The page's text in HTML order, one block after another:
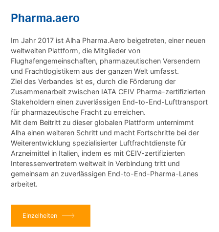
Pharma.aero
Im Jahr 2017 ist Alha Pharma.Aero beigetreten, einer neuen
weltweiten Plattform, die Mitglieder von
Flughafengemeinschaften, pharmazeutischen Versendern
und Frachtlogistikern aus der ganzen Welt umfasst.
Ziel des Verbandes ist es, durch die Förderung der
Zusammenarbeit zwischen IATA CEIV Pharma-zertifizierten
Stakeholdern einen zuverlässigen End-to-End-Lufttransport
für pharmazeutische Fracht zu erreichen.
Mit dem Beitritt zu dieser globalen Plattform unternimmt
Alha einen weiteren Schritt und macht Fortschritte bei der
Weiterentwicklung spezialisierter Luftfrachtdienste für
Arzneimittel in Italien, indem es mit CEIV-zertifizierten
Interessenvertretern weltweit in Verbindung tritt und
gemeinsam an zuverlässigen End-to-End-Pharma-Lanes
arbeitet.
Einzelheiten